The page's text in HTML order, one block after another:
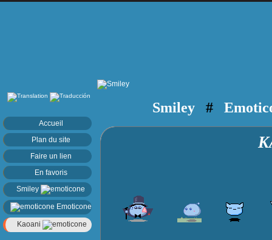
Accueil
Plan du site
Faire un lien
En favoris
Smiley
Emoticone
Kaoani
Smiley#